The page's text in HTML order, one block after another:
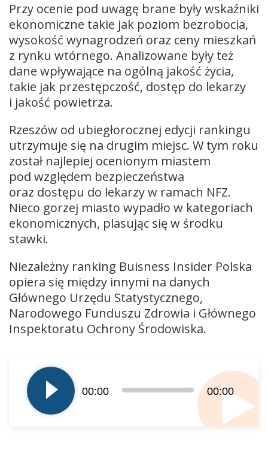
Przy ocenie pod uwagę brane były wskaźniki
ekonomiczne takie jak poziom bezrobocia,
wysokość wynagrodzeń oraz ceny mieszkań
z rynku wtórnego. Analizowane były też
dane wpływające na ogólną jakość życia,
takie jak przestępczość, dostęp do lekarzy
i jakość powietrza.
Rzeszów od ubiegłorocznej edycji rankingu
utrzymuje się na drugim miejsc. W tym roku
został najlepiej ocenionym miastem
pod względem bezpieczeństwa
oraz dostępu do lekarzy w ramach NFZ.
Nieco gorzej miasto wypadło w kategoriach
ekonomicznych, plasując się w środku
stawki.
Niezależny ranking Buisness Insider Polska
opiera się między innymi na danych
Głównego Urzędu Statystycznego,
Narodowego Funduszu Zdrowia i Głównego
Inspektoratu Ochrony Środowiska.
plików
dźwiękowych
00:00 00:00